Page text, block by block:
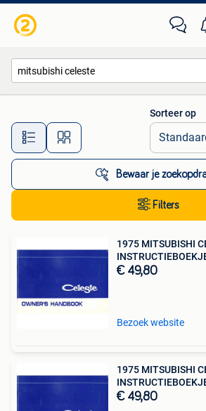
Alle afstanden…
Sorteer op
Bewaar je
Filters
1975 MITSUBISHI
€ 49,80
Bezoek website
1975 MITSUBISHI
€ 49,80